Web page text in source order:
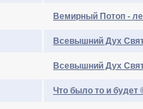
Вемирный Потоп -
Всевышний Дух
Всевышний Дух
Что было то и